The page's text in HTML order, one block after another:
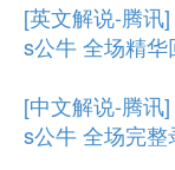
[英文解说-腾讯
s公牛 全场精华
[中文解说-腾讯
s公牛 全场完整